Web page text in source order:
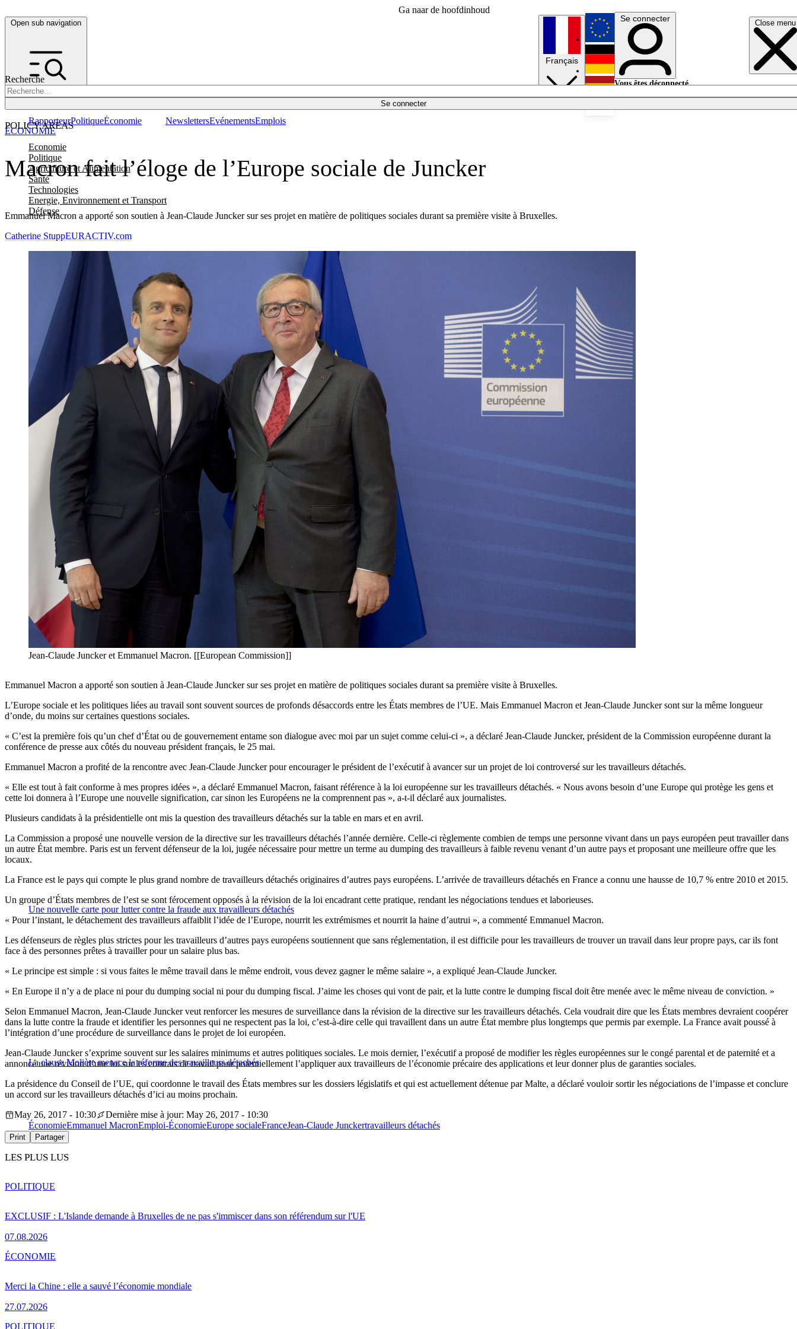
Ga naar de hoofdinhoud
Open sub navigation Close menu
Recherche
Se connecter
POLICY AREAS
Economie
Politique
Agriculture et Alimentation
Santé
Technologies
Energie, Environnement et Transport
Défense
RapporteurPolitiqueÉconomie NewslettersEvénementsEmplois
Français
English
Deutsch
Se connecter
Vous êtes déconnecté.
Macron fait l’éloge de l’Europe sociale de Juncker
Emmanuel Macron a apporté son soutien à Jean-Claude Juncker sur ses projet en matière de politiques sociales durant sa première visite à Bruxelles.
ÉCONOMIE
Catherine StuppEURACTIV.com
Jean-Claude Juncker et Emmanuel Macron. [[European Commission]]
Emmanuel Macron a apporté son soutien à Jean-Claude Juncker sur ses projet en matière de politiques sociales durant sa première visite à Bruxelles.
L’Europe sociale et les politiques liées au travail sont souvent sources de profonds désaccords entre les États membres de l’UE. Mais Emmanuel Macron et Jean-Claude Juncker sont sur la même longueur
d’onde, du moins sur certaines questions sociales.
« C’est la première fois qu’un chef d’État ou de gouvernement entame son dialogue avec moi par un sujet comme celui-ci », a déclaré Jean-Claude Juncker, président de la Commission européenne durant la
conférence de presse aux côtés du nouveau président français, le 25 mai.
Emmanuel Macron a profité de la rencontre avec Jean-Claude Juncker pour encourager le président de l’exécutif à avancer sur un projet de loi controversé sur les travailleurs détachés.
« Elle est tout à fait conforme à mes propres idées », a déclaré Emmanuel Macron, faisant référence à la loi européenne sur les travailleurs détachés. « Nous avons besoin d’une Europe qui protège les gens et
cette loi donnera à l’Europe une nouvelle signification, car sinon les Européens ne la comprennent pas », a-t-il déclaré aux journalistes.
Plusieurs candidats à la présidentielle ont mis la question des travailleurs détachés sur la table en mars et en avril.
La Commission a proposé une nouvelle version de la directive sur les travailleurs détachés l’année dernière. Celle-ci règlemente combien de temps une personne vivant dans un pays européen peut travailler dans
un autre État membre. Paris est un fervent défenseur de la loi, jugée nécessaire pour mettre un terme au dumping des travailleurs à faible revenu venant d’un autre pays et proposant une meilleure offre que les
locaux.
La France est le pays qui compte le plus grand nombre de travailleurs détachés originaires d’autres pays européens. L’arrivée de travailleurs détachés en France a connu une hausse de 10,7 % entre 2010 et 2015.
Une nouvelle carte pour lutter contre la fraude aux travailleurs détachés
Un groupe d’États membres de l’est se sont férocement opposés à la révision de la loi encadrant cette pratique, rendant les négociations tendues et laborieuses.
« Pour l’instant, le détachement des travailleurs affaiblit l’idée de l’Europe, nourrit les extrémismes et nourrit la haine d’autrui », a commenté Emmanuel Macron.
Les défenseurs de règles plus strictes pour les travailleurs d’autres pays européens soutiennent que sans réglementation, il est difficile pour les travailleurs de trouver un travail dans leur propre pays, car ils font
face à des personnes prêtes à travailler pour un salaire plus bas.
« Le principe est simple : si vous faites le même travail dans le même endroit, vous devez gagner le même salaire », a expliqué Jean-Claude Juncker.
« En Europe il n’y a de place ni pour du dumping social ni pour du dumping fiscal. J’aime les choses qui vont de pair, et la lutte contre le dumping fiscal doit être menée avec le même niveau de conviction. »
Selon Emmanuel Macron, Jean-Claude Juncker veut renforcer les mesures de surveillance dans la révision de la directive sur les travailleurs détachés. Cela voudrait dire que les États membres devraient coopérer
dans la lutte contre la fraude et identifier les personnes qui ne respectent pas la loi, c’est-à-dire celle qui travaillent dans un autre État membre plus longtemps que permis par exemple. La France avait poussé à
l’intégration d’une procédure de surveillance dans le projet de loi européen.
La clause Molière menace la réforme des travailleurs détachés
Jean-Claude Juncker s’exprime souvent sur les salaires minimums et autres politiques sociales. Le mois dernier, l’exécutif a proposé de modifier les règles européennes sur le congé parental et de paternité et a
annoncé une révision d’une loi sur les contrats de travail pour potentiellement l’appliquer aux travailleurs de l’économie précaire des applications et leur donner plus de garanties sociales.
La présidence du Conseil de l’UE, qui coordonne le travail des États membres sur les dossiers législatifs et qui est actuellement détenue par Malte, a déclaré vouloir sortir les négociations de l’impasse et conclure
un accord sur les travailleurs détachés d’ici au moins prochain.
May 26, 2017 - 10:30
Dernière mise à jour: May 26, 2017 - 10:30
ÉconomieEmmanuel MacronEmploi-ÉconomieEurope socialeFranceJean-Claude Junckertravailleurs détachés
Print Partager
LES PLUS LUS
EXCLUSIF : L'Islande demande à Bruxelles de ne pas s'immiscer dans son référendum sur l'UE
07.08.2026
POLITIQUE
Merci la Chine : elle a sauvé l’économie mondiale
27.07.2026
ÉCONOMIE
POLITIQUE